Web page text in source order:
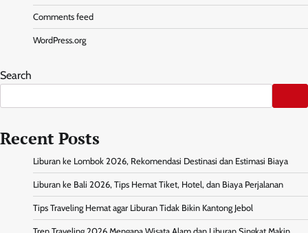
Comments feed
WordPress.org
Search
Recent Posts
Liburan ke Lombok 2026, Rekomendasi Destinasi dan Estimasi Biaya
Liburan ke Bali 2026, Tips Hemat Tiket, Hotel, dan Biaya Perjalanan
Tips Traveling Hemat agar Liburan Tidak Bikin Kantong Jebol